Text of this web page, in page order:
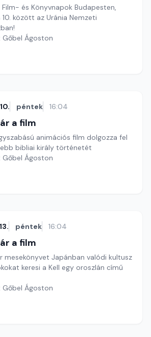
és Könyvnapok Budapesten,
között az Uránia Nemzeti
Gőbel Ágoston
péntek 16:04
a film
animációs film dolgozza fel
bibliai király történetét
Gőbel Ágoston
péntek 16:04
a film
mesekönyvet Japánban valódi kultusz
keresi a Kell egy oroszlán című
Gőbel Ágoston